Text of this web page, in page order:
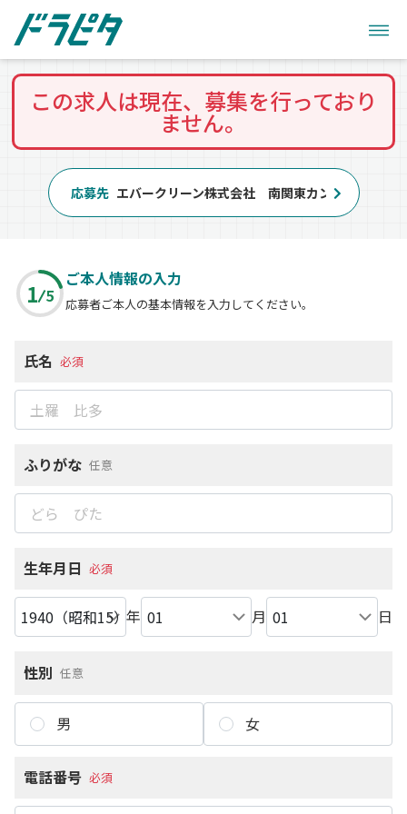
この求人は現在、募集を行っており
ません。
応募先 エバークリーン株式会社 南関東カンパニー
1 5
ご本人情報の入力
応募者ご本人の基本情報を入力してください。
氏名 必須
ふりがな 任意
生年月日 必須
年 月 日
性別 任意
男 女
電話番号 必須